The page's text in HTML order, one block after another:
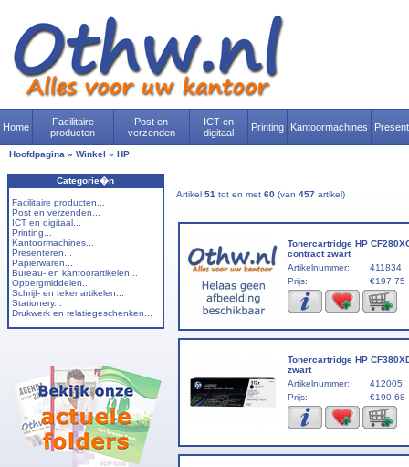
Home
Facilitaire
producten
Post en
verzenden
ICT en
digitaal
Printing Kantoormachines
Hoofdpagina » Winkel » HP
Categorie�n
Facilitaire producten...
Post en verzenden...
ICT en digitaal...
Printing...
Kantoormachines...
Presenteren...
Papierwaren...
Bureau- en kantoorartikelen...
Opbergmiddelen...
Schrijf- en tekenartikelen...
Stationery...
Drukwerk en relatiegeschenken...
Artikel 51 tot en met 60 (van 457 artikel)
Tonercartridge HP
contract zwart
Artikelnummer:
411834
Prijs:
€197.75
Tonercartridge HP
zwart
Artikelnummer:
412005
Prijs:
€190.68